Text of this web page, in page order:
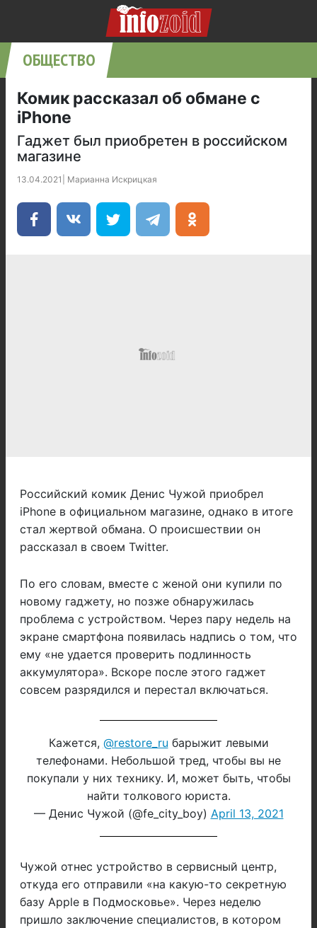
ОБЩЕСТВО
Комик рассказал об обмане с
iPhone
Гаджет был приобретен в российском
магазине
13.04.2021 Марианна Искрицкая
Российский комик Денис Чужой приобрел
iPhone в официальном магазине, однако в итоге
стал жертвой обмана. О происшествии он
рассказал в своем Twitter.
По его словам, вместе с женой они купили по
новому гаджету, но позже обнаружилась
проблема с устройством. Через пару недель на
экране смартфона появилась надпись о том, что
ему «не удается проверить подлинность
аккумулятора». Вскоре после этого гаджет
совсем разрядился и перестал включаться.
Кажется, @restore_ru барыжит левыми
телефонами. Небольшой тред, чтобы вы не
покупали у них технику. И, может быть, чтобы
найти толкового юриста.
— Денис Чужой (@fe_city_boy) April 13, 2021
Чужой отнес устройство в сервисный центр,
откуда его отправили «на какую-то секретную
базу Apple в Подмосковье». Через неделю
пришло заключение специалистов, в котором